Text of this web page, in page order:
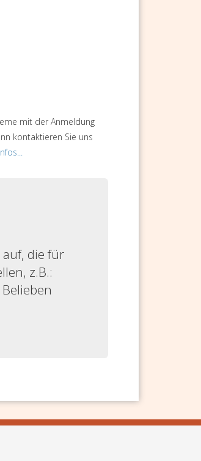
mit der Anmeldung
kontaktieren Sie uns
auf, die für
z.B.: